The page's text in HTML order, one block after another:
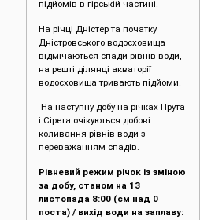
підйомів в гірській частині.
На річці Дністер та початку
Дністровського водосховища
відмічаються спади рівнів води,
на решті ділянці акваторії
водосховища тривають підйоми.
На наступну добу на річках Прута
і Сірета очікуються добові
коливання рівнів води з
переважанням спадів.
Рівневий режим річок із зміною
за добу, станом на 13
листопада 8:00 (см над 0
поста) / вихід води на заплаву: